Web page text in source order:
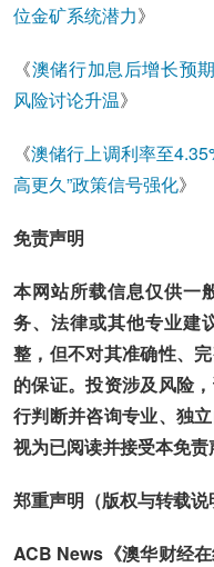
位金矿系统潜力》
《澳储行加息后增长预
风险讨论升温》
《澳储行上调利率至
高更久”政策信号强化》
免责声明
本网站所载信息仅供一
务、法律或其他专业建
整，但不对其准确性、
的保证。投资涉及风险
行判断并咨询专业、独
视为已阅读并接受本免责
郑重声明（版权与转载说
ACB News《澳华财经